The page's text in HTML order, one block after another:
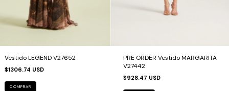
Vestido LEGEND V27652
$1306.74 USD
COMPRAR
PRE ORDER Vestido MARGARITA
V27442
$928.47 USD